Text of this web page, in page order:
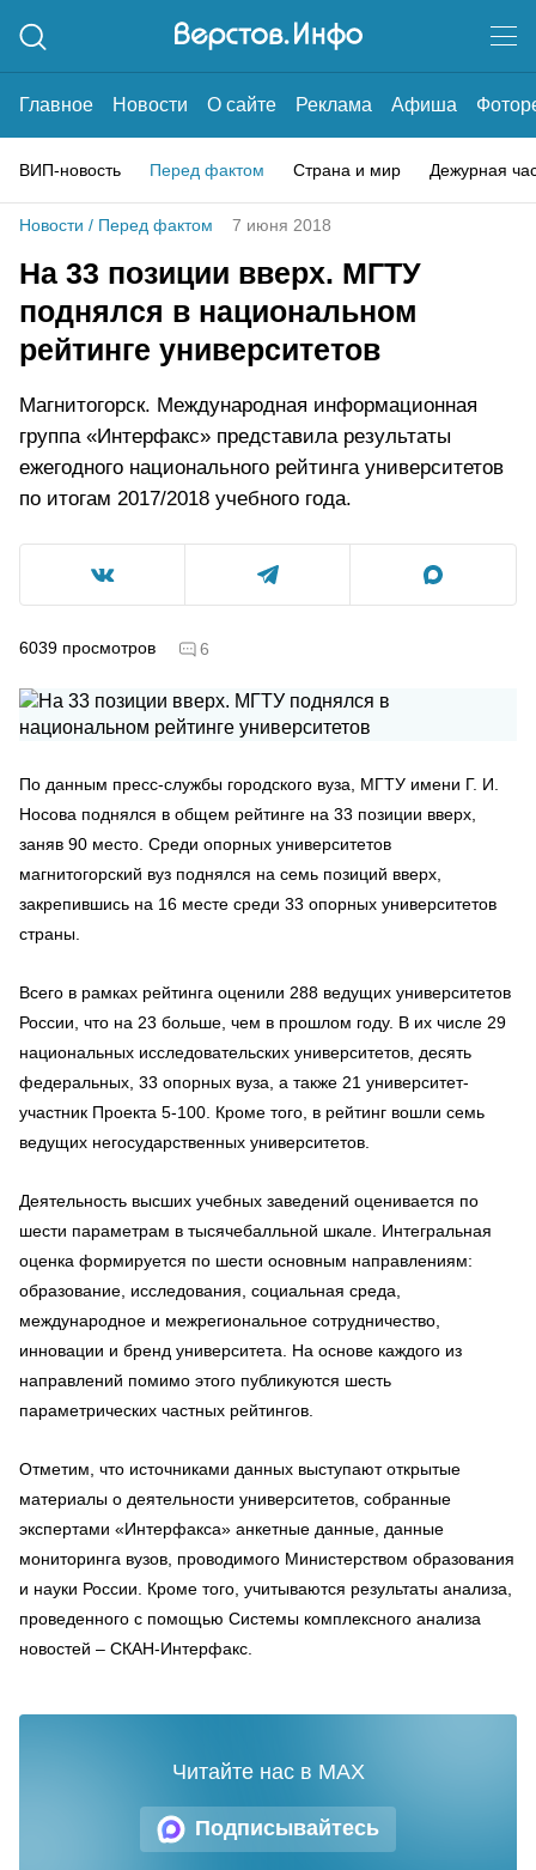
Главное Новости О сайте Реклама Афиша
ВИП-новость Перед фактом Страна и мир Дежурная
Новости / Перед фактом 7 июня 2018
На 33 позиции вверх. МГТУ
поднялся в национальном
рейтинге университетов
Магнитогорск. Международная информационная
группа «Интерфакс» представила результаты
ежегодного национального рейтинга университетов
по итогам 2017/2018 учебного года.
6039 просмотров 6
По данным пресс-службы городского вуза, МГТУ имени Г. И.
Носова поднялся в общем рейтинге на 33 позиции вверх,
заняв 90 место. Среди опорных университетов
магнитогорский вуз поднялся на семь позиций вверх,
закрепившись на 16 месте среди 33 опорных университетов
страны.
Всего в рамках рейтинга оценили 288 ведущих университетов
России, что на 23 больше, чем в прошлом году. В их числе 29
национальных исследовательских университетов, десять
федеральных, 33 опорных вуза, а также 21 университет-
участник Проекта 5-100. Кроме того, в рейтинг вошли семь
ведущих негосударственных университетов.
Деятельность высших учебных заведений оценивается по
шести параметрам в тысячебалльной шкале. Интегральная
оценка формируется по шести основным направлениям:
образование, исследования, социальная среда,
международное и межрегиональное сотрудничество,
инновации и бренд университета. На основе каждого из
направлений помимо этого публикуются шесть
параметрических частных рейтингов.
Отметим, что источниками данных выступают открытые
материалы о деятельности университетов, собранные
экспертами «Интерфакса» анкетные данные, данные
мониторинга вузов, проводимого Министерством образования
и науки России. Кроме того, учитываются результаты анализа,
проведенного с помощью Системы комплексного анализа
новостей – СКАН-Интерфакс.
Подписывайтесь
Читайте нас в MAX